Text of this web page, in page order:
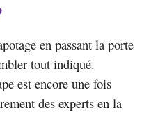
en passant la porte
tout indiqué.
est encore une fois
des experts en la